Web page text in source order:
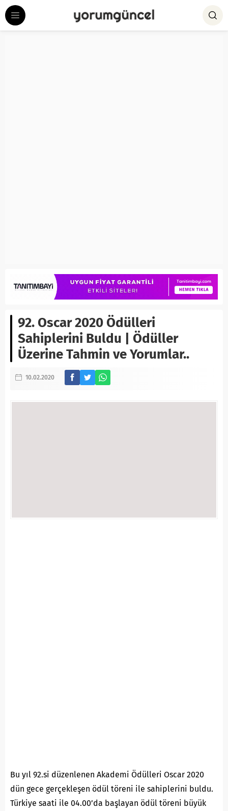
92. Oscar 2020 Ödülleri
Sahiplerini Buldu | Ödüller
Üzerine Tahmin ve Yorumlar..
10.02.2020
Bu yıl 92.si düzenlenen Akademi Ödülleri Oscar 2020
dün gece gerçekleşen ödül töreni ile sahiplerini buldu.
Türkiye saati ile 04.00’da başlayan ödül töreni büyük